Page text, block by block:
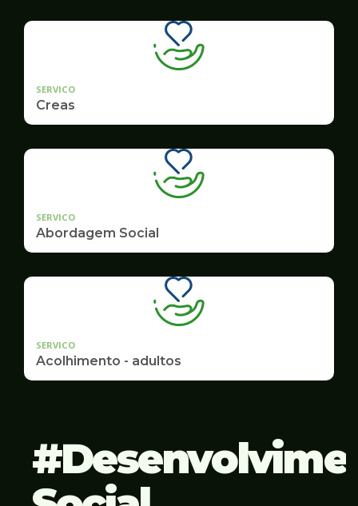
SERVICO
Creas
SERVICO
Abordagem Social
SERVICO
Acolhimento - adultos